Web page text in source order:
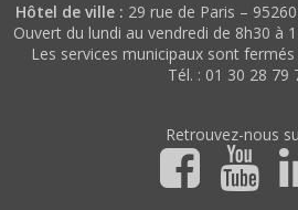
Hôtel de ville : 29 rue de Paris –
Ouvert du lundi au vendredi de 8h30 à
Les services municipaux sont
Tél. : 01 30 28 79
Retrouvez-nous